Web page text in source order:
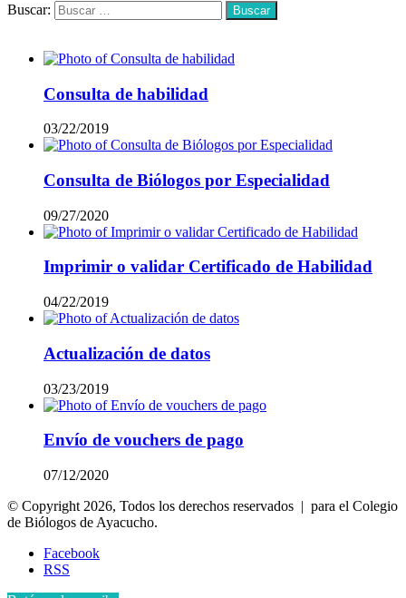
Buscar:
Consulta de habilidad
03/22/2019
Consulta de Biólogos por Especialidad
09/27/2020
Imprimir o validar Certificado de Habilidad
04/22/2019
Actualización de datos
03/23/2019
Envío de vouchers de pago
07/12/2020
© Copyright 2026, Todos los derechos reservados | para el Colegio
de Biólogos de Ayacucho.
Facebook
RSS